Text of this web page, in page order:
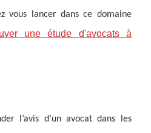
vous lancer dans ce domaine
une étude d'avocats à
l’avis d’un avocat dans les